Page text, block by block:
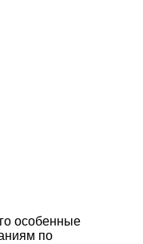
особенные
по